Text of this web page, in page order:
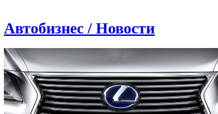
Автобизнес / Новости